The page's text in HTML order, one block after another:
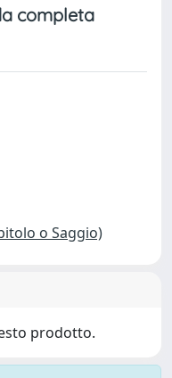
completa
o Saggio)
prodotto.